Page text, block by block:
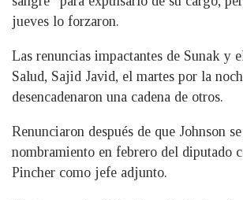
jueves lo forzaron.
Las renuncias impactantes de Sunak y
Salud, Sajid Javid, el martes por la
desencadenaron una cadena de otros.
Renunciaron después de que Johnson
nombramiento en febrero del diputado
Pincher como jefe adjunto.